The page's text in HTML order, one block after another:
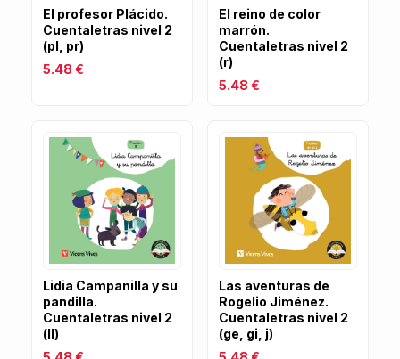
El profesor Plácido.
Cuentaletras nivel 2
(pl, pr)
5.48 €
El reino de color
marrón.
Cuentaletras nivel 2
(r)
5.48 €
Lidia Campanilla y su
pandilla.
Cuentaletras nivel 2
(ll)
Las aventuras de
Rogelio Jiménez.
Cuentaletras nivel 2
(ge, gi, j)